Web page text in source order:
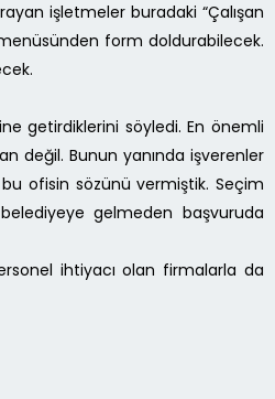
işletmeler buradaki “Çalışan
form doldurabilecek.
getirdiklerini söyledi. En önemli
değil. Bunun yanında işverenler
ofisin sözünü vermiştik. Seçim
gelmeden başvuruda
ihtiyacı olan firmalarla da